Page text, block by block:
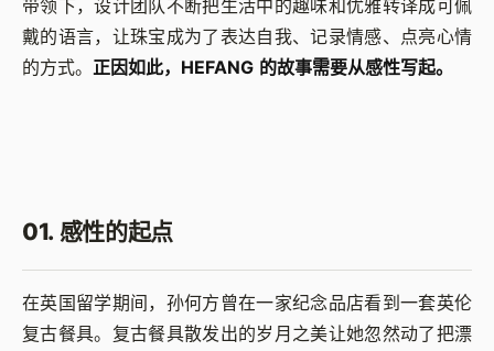
带领下，设计团队不断把生活中的趣味和优雅转译成可佩
戴的语言，让珠宝成为了表达自我、记录情感、点亮心情
的方式。 正因如此，HEFANG 的故事需要从感性写起。
01. 感性的起点
在英国留学期间，孙何方曾在一家纪念品店看到一套英伦
复古餐具。复古餐具散发出的岁月之美让她忽然动了把漂